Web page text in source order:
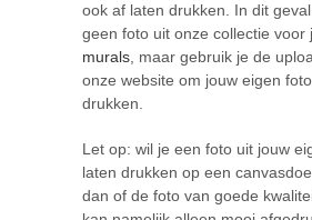
ook af laten drukken. In dit
geen foto uit onze collectie voor
murals , maar gebruik je de
onze website om jouw eigen
drukken.
Let op: wil je een foto uit jouw
laten drukken op een
dan of de foto van goede